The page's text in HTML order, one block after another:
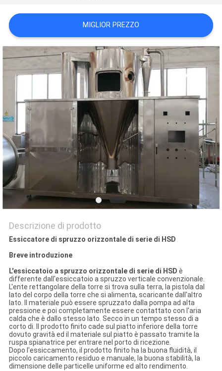
DEL
SITO
PRIVACY
POLICY
MIGLIOR PREZZO
Descrizione di prodotto
Essiccatore di spruzzo orizzontale di serie di HSD
Breve introduzione
L'essiccatoio a spruzzo orizzontale di serie di HSD è
differente dall'essiccatoio a spruzzo verticale convenzionale.
L'ente rettangolare della torre si trova sulla terra, la pistola dal
lato del corpo della torre che si alimenta, scaricante dall'altro
lato. Il materiale può essere spruzzato dalla pompa ad alta
pressione e poi completamente essere contattato con l'aria
calda che è dallo stesso lato. Secco in un tempo stesso di a
corto di. Il prodotto finito cade sul piatto inferiore della torre
dovuto gravità ed il materiale sul piatto è passato tramite la
ruspa spianatrice per entrare nel porto di ricezione.
Dopo l'essiccamento, il prodotto finito ha la buona fluidità, il
piccolo caricamento residuo e manuale, la buona stabilità, la
dimensione delle particelle uniforme ed alto rendimento.